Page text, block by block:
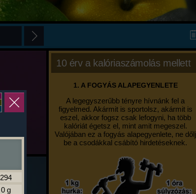
10 érv a kalóriaszámolás mellett
1. A FOGYÁS ALAPEGYENLETE
A legegyszerűbb tényre hívnánk fel a
figyelmed. Akármit is sportolsz, akármit is
eszel, akkor fogsz csak lefogyni, ha több
kalóriát égetsz el, mint amit megeszel.
Valójában ez a fogyás alapegyenlete, ne dőlj
be a csodákkal csábító hirdetéseknek.